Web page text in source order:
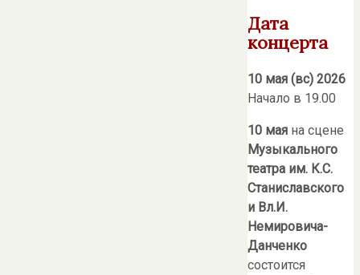
Дата
концерта
10 мая (вс) 2026
Начало в 19.00
10 мая на сцене
Музыкального
театра им. К.С.
Станиславского
и Вл.И.
Немировича-
Данченко
состоится